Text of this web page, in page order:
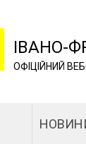
ІВАНО-
ОФІЦІЙНИЙ